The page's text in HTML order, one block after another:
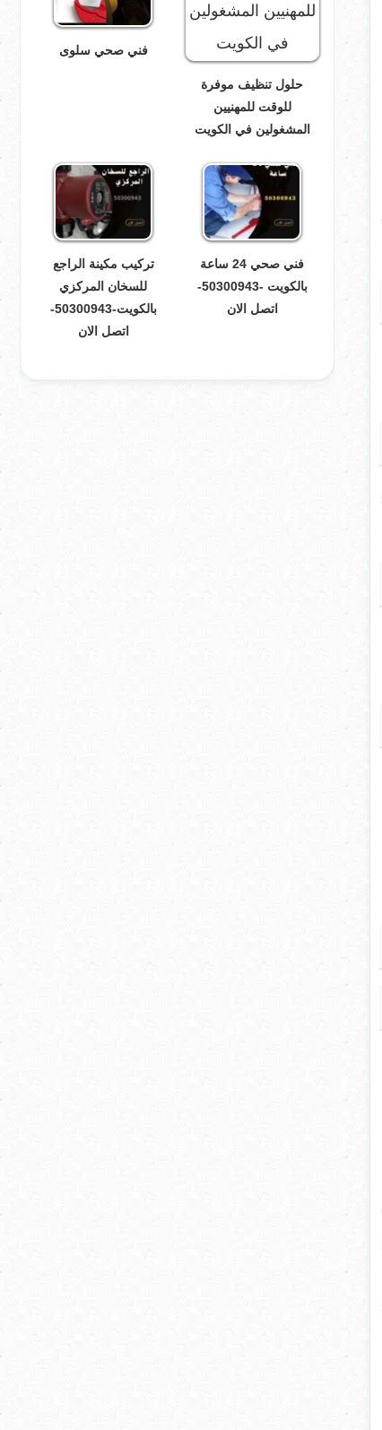
حلول تنظيف موفرة
للوقت للمهنيين
المشغولين في الكويت
فني صحي سلوى
فني صحي 24 ساعة
بالكويت -50300943-
اتصل الان
تركيب مكينة الراجع
للسخان المركزي
بالكويت-50300943-
اتصل الان